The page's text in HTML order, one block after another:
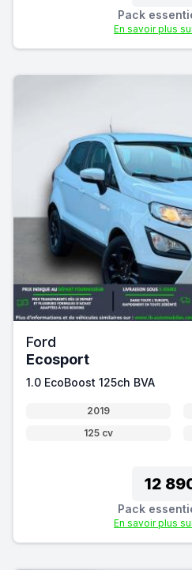
Pack
En savoir plus
Ford
Ecosport
1.0 EcoBoost 125ch BVA
2019
125 cv
12
Pack
En savoir plus